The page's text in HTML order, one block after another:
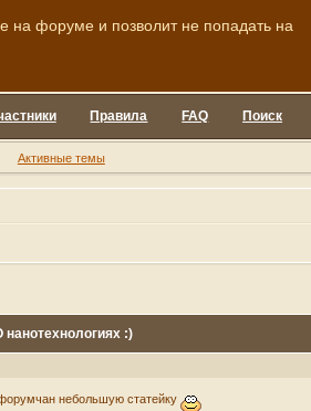
на форуме и позволит не попадать на
Правила FAQ Поиск
Активные темы
нанотехнологиях :)
небольшую статейку